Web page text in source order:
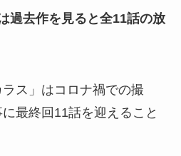
過去作を見ると全11話の放
ス」はコロナ禍での撮
最終回11話を迎えること